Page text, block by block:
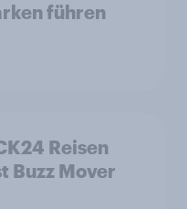
führen
Reisen
Buzz Mover